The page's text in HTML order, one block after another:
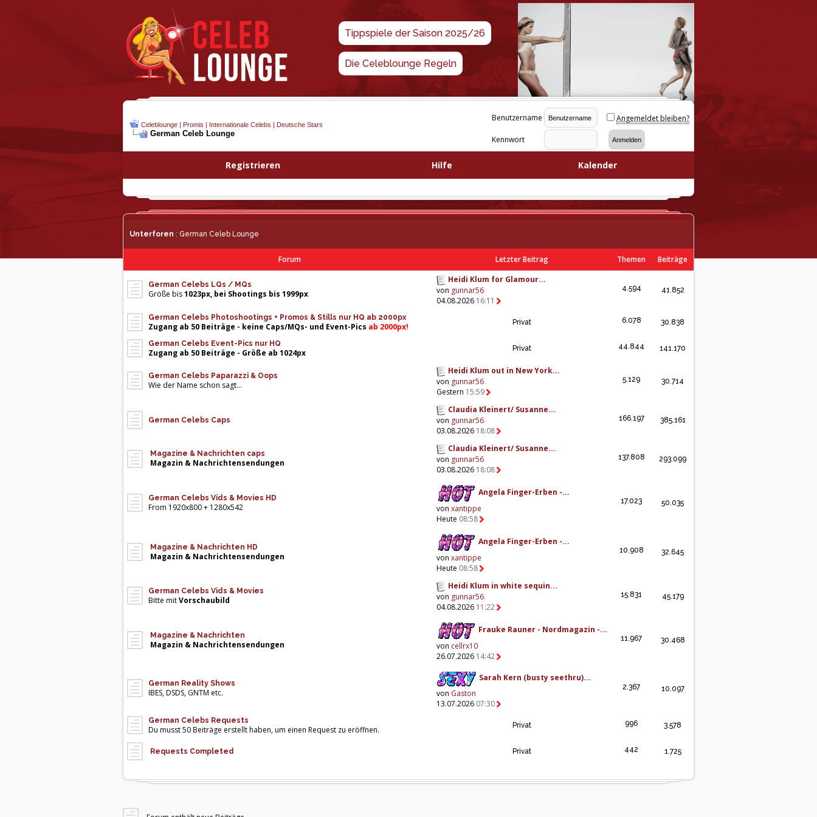
Tippspiele der Saison 2025/26
Die Celeblounge Regeln
Celeblounge | Promis | Internationale Celebs | Deutsche Stars
German Celeb Lounge
Benutzername Angemeldet bleiben?
Kennwort
Registrieren Hilfe Kalender
Unterforen : German Celeb Lounge
Forum Letzter Beitrag Themen Beiträge
German Celebs LQs / MQs
Größe bis1023px, bei Shootings bis 1999px
Heidi Klum for Glamour...
von gunnar56
04.08.2026 16:11
4.594 41.852
German Celebs Photoshootings + Promos & Stills nur HQ ab 2000px
Zugang ab 50 Beiträge - keine Caps/MQs- und Event-Pics ab 2000px! Privat 6.078 30.838
German Celebs Event-Pics nur HQ
Zugang ab 50 Beiträge - Größe ab 1024px Privat 44.844 141.170
German Celebs Paparazzi & Oops
Wie der Name schon sagt...
Heidi Klum out in New York...
von gunnar56
Gestern 15:59
5.129 30.714
German Celebs Caps
Claudia Kleinert/ Susanne...
von gunnar56
03.08.2026 18:08
166.197 385.161
Magazine & Nachrichten caps
Magazin & Nachrichtensendungen
Claudia Kleinert/ Susanne...
von gunnar56
03.08.2026 18:08
137.808 293.099
German Celebs Vids & Movies HD
From 1920x800 + 1280x542
Angela Finger-Erben -...
von xantippe
Heute 08:58
17.023 50.035
Magazine & Nachrichten HD
Magazin & Nachrichtensendungen
Angela Finger-Erben -...
von xantippe
Heute 08:58
10.908 32.645
German Celebs Vids & Movies
Bitte mitVorschaubild
Heidi Klum in white sequin...
von gunnar56
04.08.2026 11:22
15.831 45.179
Magazine & Nachrichten
Magazin & Nachrichtensendungen
Frauke Rauner - Nordmagazin -...
von cellrx10
26.07.2026 14:42
11.967 30.468
German Reality Shows
IBES, DSDS, GNTM etc.
Sarah Kern (busty seethru)...
von Gaston
13.07.2026 07:30
2.367 10.097
German Celebs Requests
Du musst 50 Beiträge erstellt haben, um einen Request zu eröffnen. Privat 996 3.578
Requests Completed Privat 442 1.725